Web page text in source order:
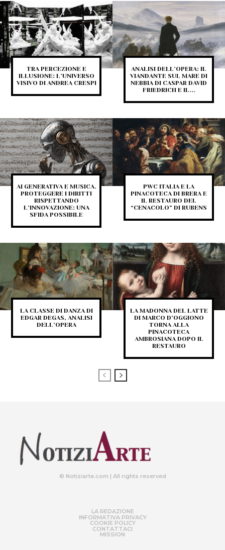
TRA PERCEZIONE E
ILLUSIONE: L’UNIVERSO
VISIVO DI ANDREA CRESPI
ANALISI DELL’OPERA: IL
VIANDANTE SUL MARE DI
NEBBIA DI CASPAR DAVID
FRIEDRICH E IL...
AI GENERATIVA E MUSICA.
PROTEGGERE I DIRITTI
RISPETTANDO
L’INNOVAZIONE: UNA
SFIDA POSSIBILE
PWC ITALIA E LA
PINACOTECA DI BRERA E
IL RESTAURO DEL
“CENACOLO” DI RUBENS
LA CLASSE DI DANZA DI
EDGAR DEGAS, ANALISI
DELL’OPERA
LA MADONNA DEL LATTE
DI MARCO D’OGGIONO
TORNA ALLA
PINACOTECA
AMBROSIANA DOPO IL
RESTAURO
© Notiziarte.com | All rights reserved
LA REDAZIONE
INFORMATIVA PRIVACY
COOKIE POLICY
CONTATTACI
MISSION